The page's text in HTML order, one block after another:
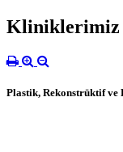
Kliniklerimiz
Plastik, Rekonstrüktif ve